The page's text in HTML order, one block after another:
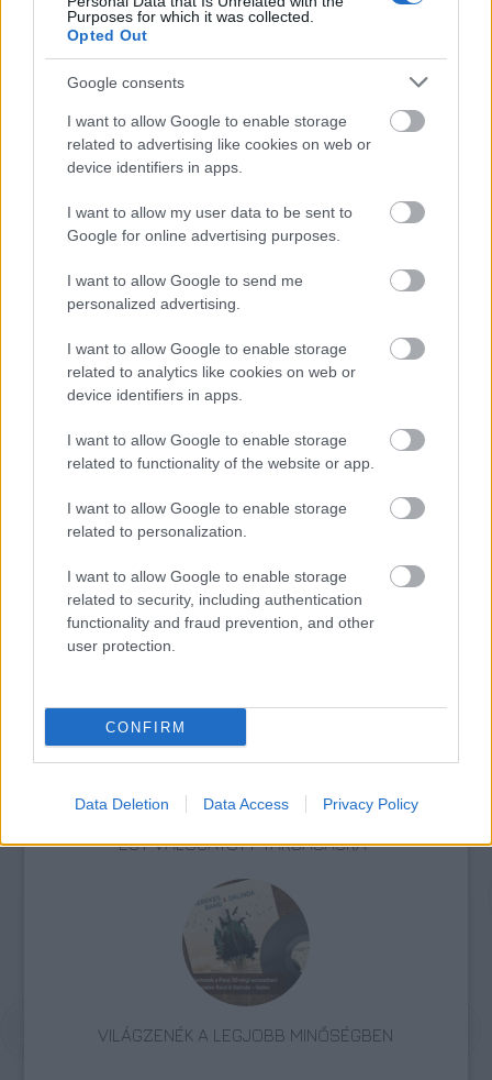
Purposes for which it was collected.
Opted Out
Google consents
I want to allow Google to enable storage
related to advertising like cookies on web or
device identifiers in apps.
I want to allow my user data to be sent to
Google for online advertising purposes.
I want to allow Google to send me
personalized advertising.
I want to allow Google to enable storage
related to analytics like cookies on web or
device identifiers in apps.
I want to allow Google to enable storage
related to functionality of the website or app.
I want to allow Google to enable storage
related to personalization.
I want to allow Google to enable storage
related to security, including authentication
functionality and fraud prevention, and other
user protection.
CONFIRM
Data Deletion Data Access Privacy Policy
pályázatot 2005-ben hirdette meg először a
kulturális, a belügyi és a külügyi tárca.
Az első évben Kecskemét, Keszthely és
Vasvár kapta meg az elismerést. A címet a
nyertes városok - az adományozás évének
megjelölésével - korlátlan ideig
szerint jelentős szerepet játszhat többek
között a városmarketingben, a
kommunikációban, pályázatok benyújtásánál.
Forrás:kultura.hu
Lavór
AZ EMBERSÉG ÜNNEPE
EGY VÁLOGATOTT TÁRSASÁGRA”
VILÁGZENÉK A LEGJOBB MINŐSÉGBEN